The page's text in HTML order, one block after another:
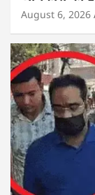
August 6, 2026